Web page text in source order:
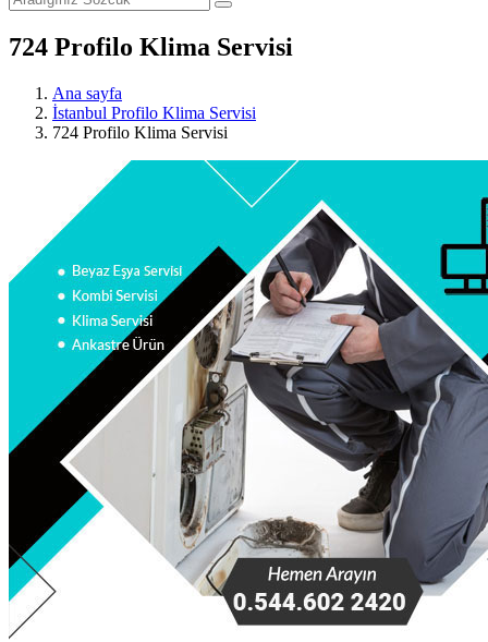
724 Profilo Klima Servisi
Ana sayfa
İstanbul Profilo Klima Servisi
724 Profilo Klima Servisi